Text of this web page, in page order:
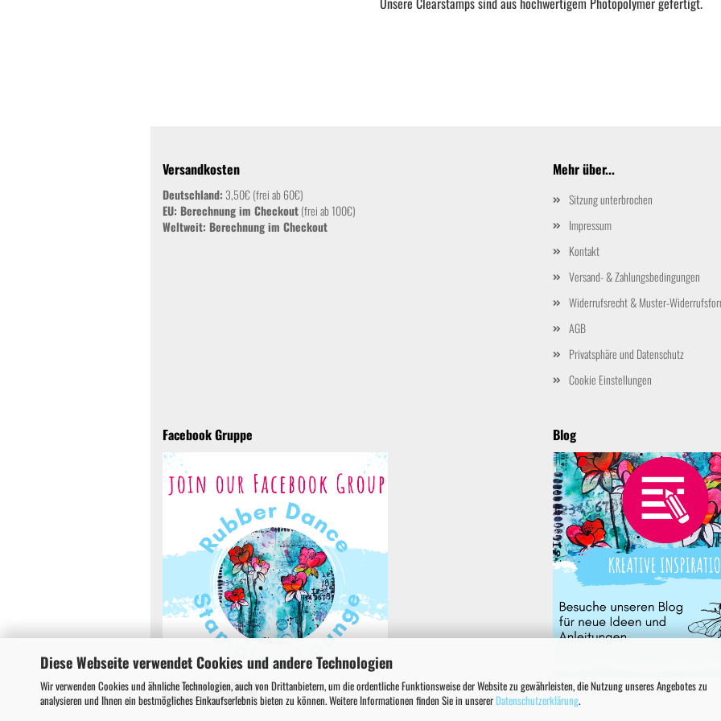
Diese Webseite verwendet Cookies und andere Technologien
Wir verwenden Cookies und ähnliche Technologien, auch von Drittanbietern, um die ordentliche Funktionsweise der Website zu gewährleisten, die Nutzung unseres Angebotes zu
analysieren und Ihnen ein bestmögliches Einkaufserlebnis bieten zu können. Weitere Informationen finden Sie in unsererDatenschutzerklärung.
Versandkosten
Deutschland: 3,50€ (frei ab 60€)
EU: Berechnung im Checkout(frei ab 100€)
Weltweit: Berechnung im Checkout
Mehr über...
Sitzung unterbrochen
Impressum
Kontakt
Versand- & Zahlungsbedingungen
Widerrufsrecht & Muster-
AGB
Privatsphäre und Datenschutz
Cookie Einstellungen
Facebook Gruppe Blog
Vertrag widerrufen